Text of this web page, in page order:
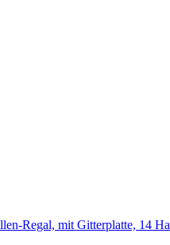
Regal, mit Gitterplatte, 14